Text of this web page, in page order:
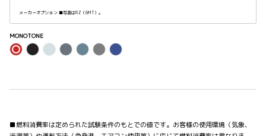
メーカーオプション ■写真はRZ（6MT）。
MONOTONE
■燃料消費率は定められた試験条件のもとでの値です。お客様の使用環境（気象、